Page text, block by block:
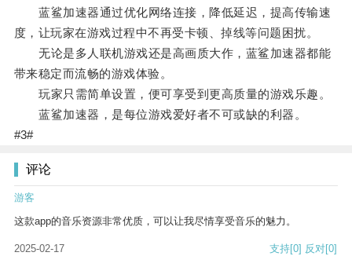
蓝鲨加速器通过优化网络连接，降低延迟，提高传输速
度，让玩家在游戏过程中不再受卡顿、掉线等问题困扰。
无论是多人联机游戏还是高画质大作，蓝鲨加速器都能
带来稳定而流畅的游戏体验。
玩家只需简单设置，便可享受到更高质量的游戏乐趣。
蓝鲨加速器，是每位游戏爱好者不可或缺的利器。
#3#
评论
游客
这款app的音乐资源非常优质，可以让我尽情享受音乐的魅力。
2025-02-17 支持[0] 反对[0]